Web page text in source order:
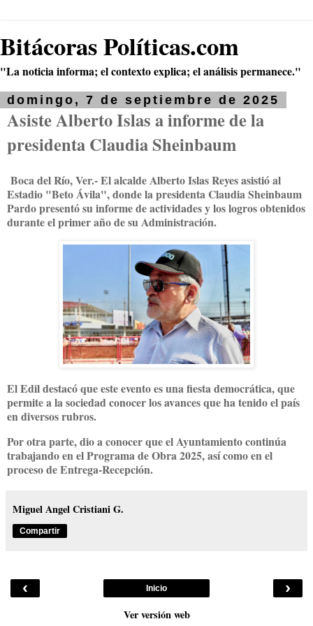
Bitácoras Políticas.com
"La noticia informa; el contexto explica; el análisis permanece."
domingo, 7 de septiembre de 2025
Asiste Alberto Islas a informe de la
presidenta Claudia Sheinbaum
Boca del Río, Ver.- El alcalde Alberto Islas Reyes asistió al
Estadio "Beto Ávila", donde la presidenta Claudia Sheinbaum
Pardo presentó su informe de actividades y los logros obtenidos
durante el primer año de su Administración.
El Edil destacó que este evento es una fiesta democrática, que
permite a la sociedad conocer los avances que ha tenido el país
en diversos rubros.
Por otra parte, dio a conocer que el Ayuntamiento continúa
trabajando en el Programa de Obra 2025, así como en el
proceso de Entrega-Recepción.
Miguel Angel Cristiani G.
Compartir
‹ ›
Inicio
Ver versión web